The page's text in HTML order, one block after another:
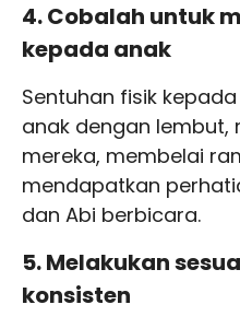
4. Cobalah untuk
kepada anak
Sentuhan fisik
anak dengan lembut,
mereka, membelai
mendapatkan
dan Abi berbicara.
5. Melakukan
konsisten